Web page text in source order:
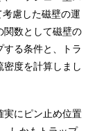
考慮した磁壁の運
関数として磁壁の
る条件と、トラ
密度を計算しまし
実にピン止め位置